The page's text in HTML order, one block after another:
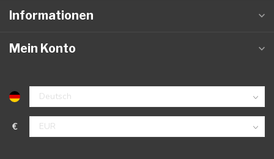
Informationen
Mein Konto
€